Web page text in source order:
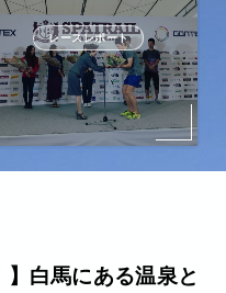
レースレポート
】白馬にある温泉と